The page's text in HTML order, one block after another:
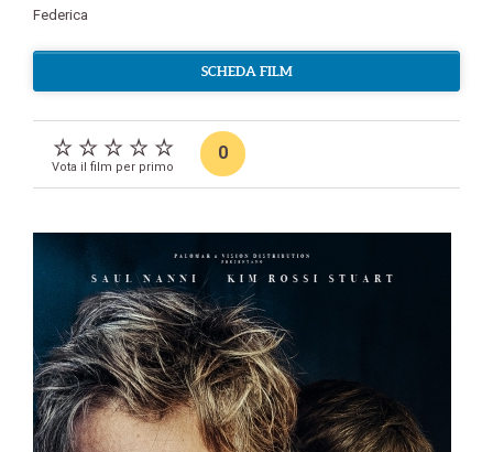
Federica
SCHEDA FILM
Vota il film per primo
0